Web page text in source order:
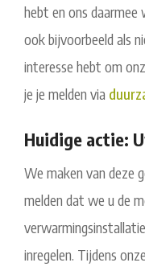
hebt en ons daarmee
ook bijvoorbeeld als
interesse hebt om
je je melden via
Huidige actie:
We maken van deze
melden dat we u de
inregelen. Tijdens